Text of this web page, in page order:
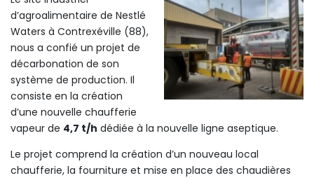
d’agroalimentaire de Nestlé
Waters à Contrexéville (88),
nous a confié un projet de
décarbonation de son
système de production. Il
consiste en la création
d’une nouvelle chaufferie
vapeur de 4,7 t/h dédiée à la nouvelle ligne aseptique.
Le projet comprend la création d’un nouveau local
chaufferie, la fourniture et mise en place des chaudières